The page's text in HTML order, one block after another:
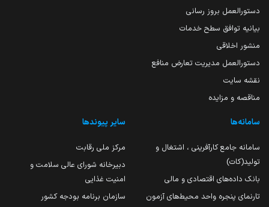
دستورالعمل بروز رسانی
بیانیه توافق سطح خدمات
منشور اخلاقی
دستورالعمل مدیریت تعارض منافع
نقشه سایت
مناقصه و مزایده
سامانه‌ها
سامانه جامع کارآفرینی ، اشتغال و
تولید(کات)
بانک داده‌های اقتصادی و مالی
تارنمای پنجره واحد محیط‌های آزمون
سایر پیوندها
مرکز ملی رقابت
دبیرخانه شورای عالی سلامت و
امنیت غذایی
سازمان برنامه بودجه کشور